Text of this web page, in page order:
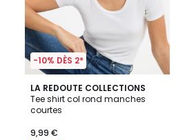
-10% DÈS 2*
LA REDOUTE COLLECTIONS
Tee shirt col rond manches
courtes
9,99 €
4,6
/ 5
2
Couleurs